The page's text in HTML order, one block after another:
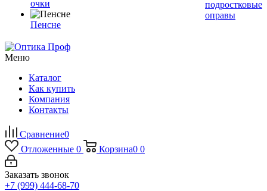
очки
Пенсне
подростковые
оправы
Меню
Каталог
Как купить
Компания
Контакты
Сравнение0
Отложенные 0 Корзина0 0
Заказать звонок
+7 (999) 444-68-70